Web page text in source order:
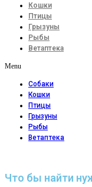
Кошки
Птицы
Грызуны
Рыбы
Ветаптека
Menu
Собаки
Кошки
Птицы
Грызуны
Рыбы
Ветаптека
Что бы найти